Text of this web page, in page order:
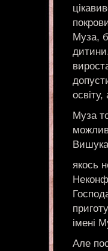
Муза,
Муза
якось
імені
Але